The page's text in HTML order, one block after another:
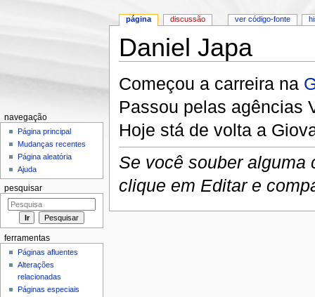
Daniel Japa
Começou a carreira na
Passou pelas agências
Hoje stá de volta a
Se você souber alguma
clique em Editar e
página discussão ver código-fonte
navegação
Página principal
Mudanças recentes
Página aleatória
Ajuda
pesquisar
ferramentas
Páginas afluentes
Alterações
relacionadas
Páginas especiais